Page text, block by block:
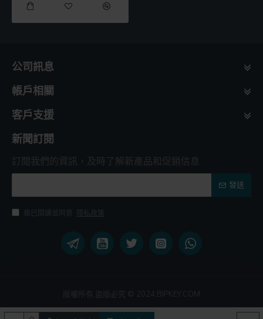
公司訊息
帳戶相關
客戶支援
新聞訂閱
訂閱我們的資訊，及時了解新產品和促銷信息
發送
隱私政策